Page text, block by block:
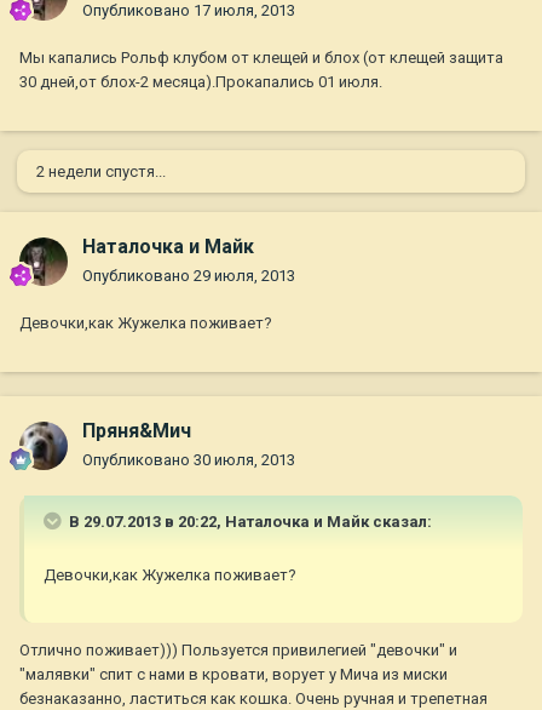
Опубликовано 17 июля, 2013
Мы капались Рольф клубом от клещей и блох (от клещей защита
30 дней,от блох-2 месяца).Прокапались 01 июля.
2 недели спустя...
Наталочка и Майк
Опубликовано 29 июля, 2013
Девочки,как Жужелка поживает?
Пряня&Мич
Опубликовано 30 июля, 2013
В 29.07.2013 в 20:22, Наталочка и Майк сказал:
Девочки,как Жужелка поживает?
Отлично поживает))) Пользуется привилегией "девочки" и
"малявки" спит с нами в кровати, ворует у Мича из миски
безнаказанно, ластиться как кошка. Очень ручная и трепетная